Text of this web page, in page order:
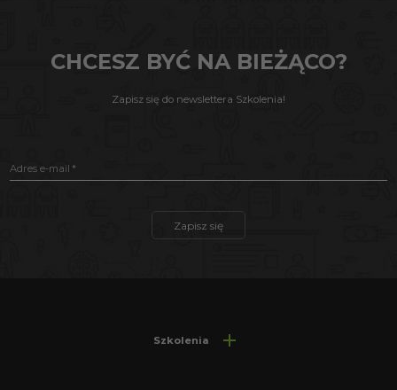
CHCESZ BYĆ NA BIEŻĄCO?
Zapisz się do newslettera Szkolenia!
Adres e-mail
Zapisz się
Szkolenia